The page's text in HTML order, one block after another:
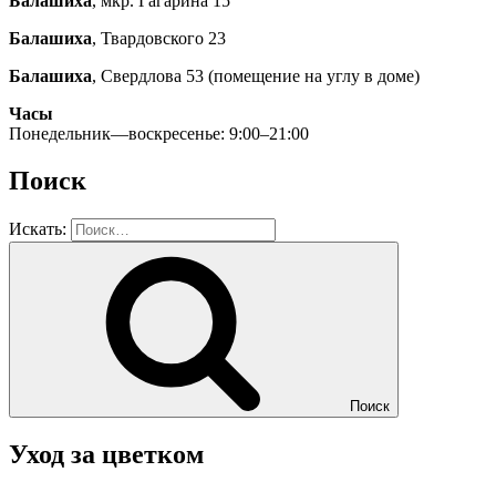
Балашиха, Твардовского 23
Балашиха, Свердлова 53 (помещение на углу в доме)
Часы
Понедельник—воскресенье: 9:00–21:00
Поиск
Искать:
Поиск
Уход за цветком